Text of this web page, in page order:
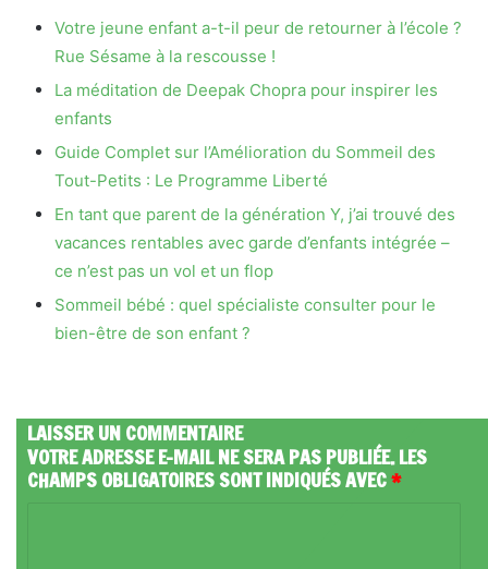
Votre jeune enfant a-t-il peur de retourner à l’école ?
Rue Sésame à la rescousse !
La méditation de Deepak Chopra pour inspirer les
enfants
Guide Complet sur l’Amélioration du Sommeil des
Tout-Petits : Le Programme Liberté
En tant que parent de la génération Y, j’ai trouvé des
vacances rentables avec garde d’enfants intégrée –
ce n’est pas un vol et un flop
Sommeil bébé : quel spécialiste consulter pour le
bien-être de son enfant ?
LAISSER UN COMMENTAIRE
VOTRE ADRESSE E-MAIL NE SERA PAS PUBLIÉE.LES
CHAMPS OBLIGATOIRES SONT INDIQUÉS AVEC*